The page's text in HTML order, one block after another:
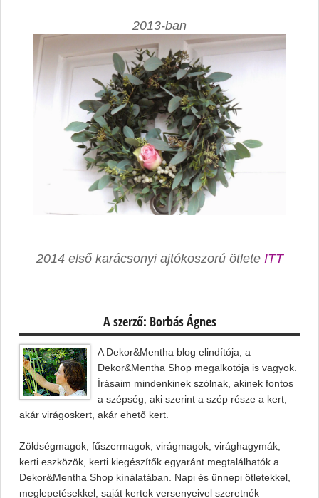
2013-ban
2014 első karácsonyi ajtókoszorú ötlete ITT
A szerző: Borbás Ágnes
A Dekor&Mentha blog elindítója, a
Dekor&Mentha Shop megalkotója is vagyok.
Írásaim mindenkinek szólnak, akinek fontos
a szépség, aki szerint a szép része a kert,
akár virágoskert, akár ehető kert.
Zöldségmagok, fűszermagok, virágmagok, virághagymák,
kerti eszközök, kerti kiegészítők egyaránt megtalálhatók a
Dekor&Mentha Shop kínálatában. Napi és ünnepi ötletekkel,
meglepetésekkel, saját kertek versenyeivel szeretnék